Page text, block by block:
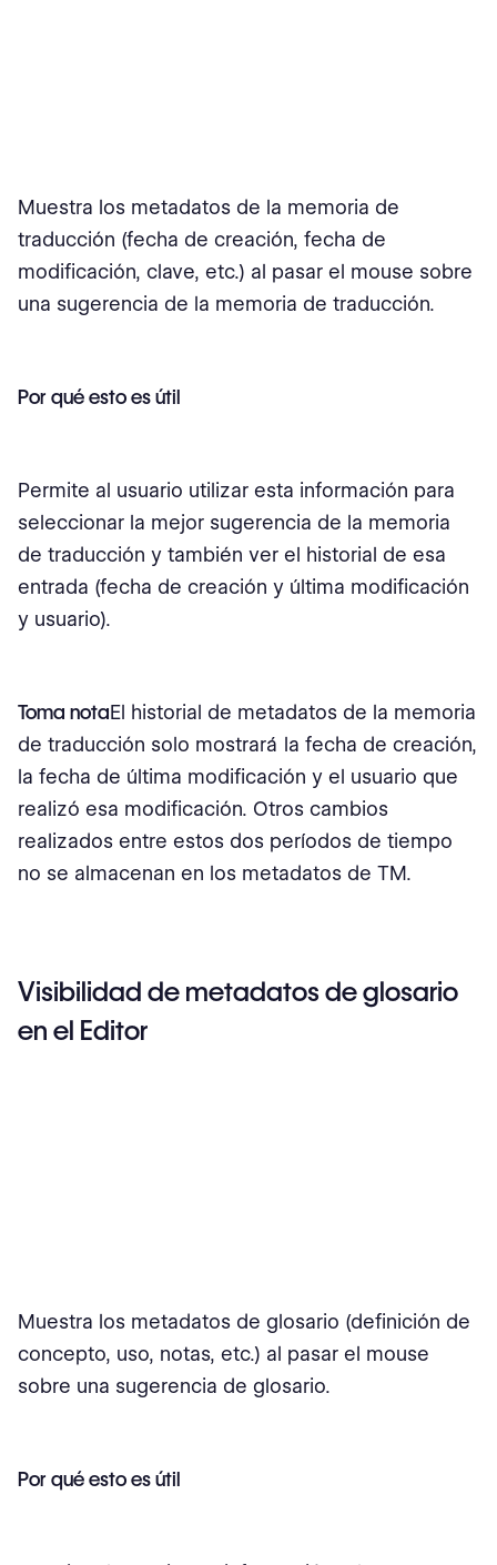
Muestra los metadatos de la memoria de
traducción (fecha de creación, fecha de
modificación, clave, etc.) al pasar el mouse sobre
una sugerencia de la memoria de traducción.
Por qué esto es útil
Permite al usuario utilizar esta información para
seleccionar la mejor sugerencia de la memoria
de traducción y también ver el historial de esa
entrada (fecha de creación y última modificación
y usuario).
Toma notaEl historial de metadatos de la memoria
de traducción solo mostrará la fecha de creación,
la fecha de última modificación y el usuario que
realizó esa modificación. Otros cambios
realizados entre estos dos períodos de tiempo
no se almacenan en los metadatos de TM.
Visibilidad de metadatos de glosario
en el Editor
Muestra los metadatos de glosario (definición de
concepto, uso, notas, etc.) al pasar el mouse
sobre una sugerencia de glosario.
Por qué esto es útil